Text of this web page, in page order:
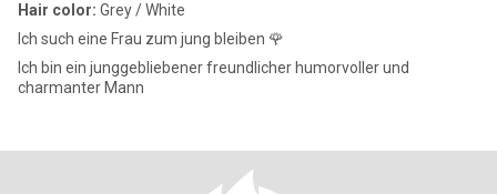
Hair color: Grey / White
Ich such eine Frau zum jung bleiben 🌹
Ich bin ein junggebliebener freundlicher humorvoller und
charmanter Mann